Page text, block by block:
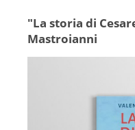
"La storia di
Mastroianni